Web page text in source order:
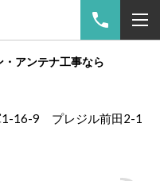
アンテナ工事なら
16-9 プレジル前田2-1